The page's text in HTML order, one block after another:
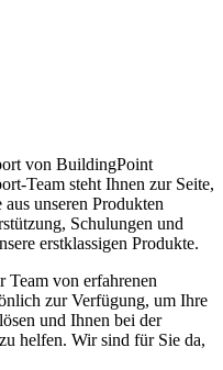
von BuildingPoint
Team steht Ihnen zur Seite,
unseren Produkten
Schulungen und
erstklassigen Produkte.
Team von erfahrenen
zur Verfügung, um Ihre
und Ihnen bei der
helfen. Wir sind für Sie da,